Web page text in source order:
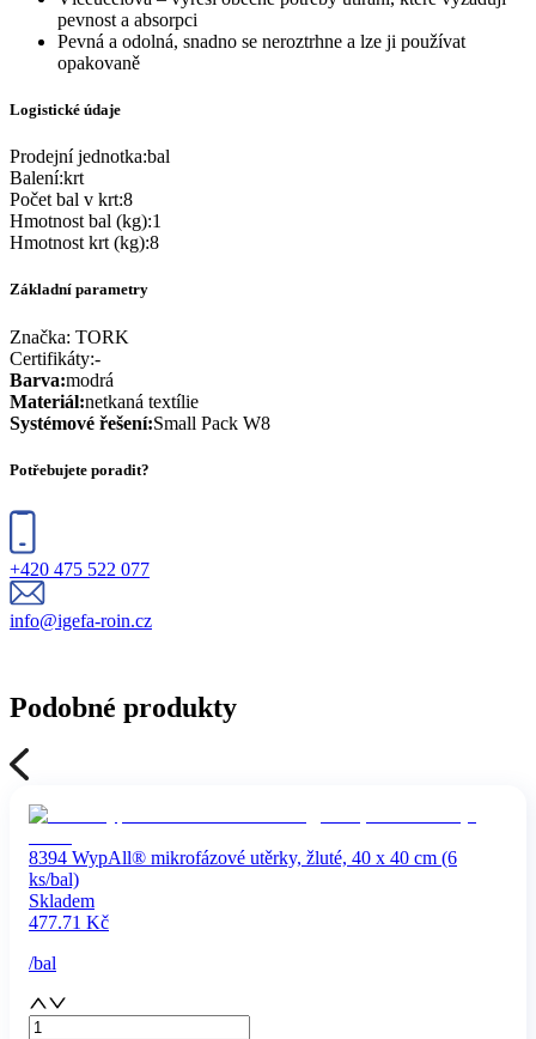
pevnost a absorpci
Pevná a odolná, snadno se neroztrhne a lze ji používat
opakovaně
Logistické údaje
Prodejní jednotka:bal
Balení:krt
Počet bal v krt:8
Hmotnost bal (kg):1
Hmotnost krt (kg):8
Základní parametry
Značka: TORK
Certifikáty:-
Barva:modrá
Materiál:netkaná textílie
Systémové řešení:Small Pack W8
Potřebujete poradit?
+420 475 522 077
info@igefa-roin.cz
Podobné produkty
8394 WypAll® mikrofázové utěrky, žluté, 40 x 40 cm (6
ks/bal)
Skladem
477.71 Kč
/bal